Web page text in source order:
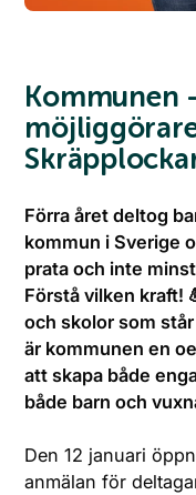
Kommunen
Förra året deltog
kommun i Sverige
prata och inte
Förstå vilken kraft!
och skolor som
är kommunen en
att skapa både
både barn och
Den 12 januari
anmälan för